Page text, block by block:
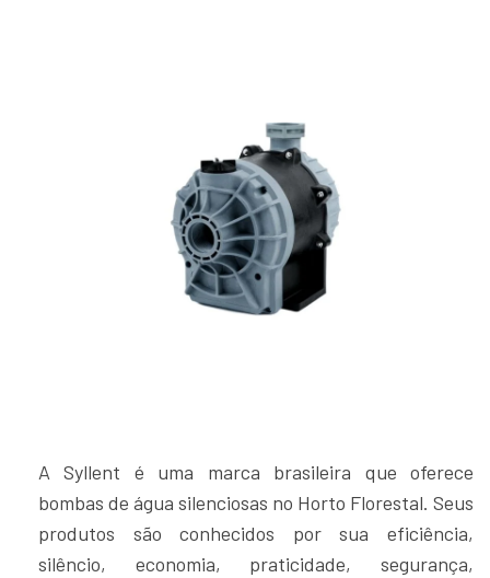
A Syllent é uma marca brasileira que oferece
bombas de água silenciosas no Horto Florestal. Seus
produtos são conhecidos por sua eficiência,
silêncio, economia, praticidade, segurança,